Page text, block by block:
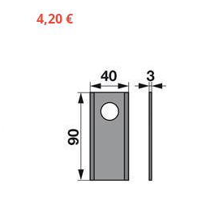
4,20 €